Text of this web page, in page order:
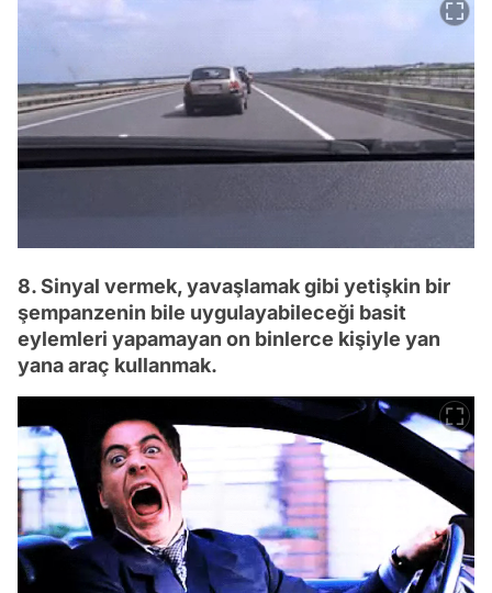
8. Sinyal vermek, yavaşlamak gibi yetişkin bir
şempanzenin bile uygulayabileceği basit
eylemleri yapamayan on binlerce kişiyle yan
yana araç kullanmak.